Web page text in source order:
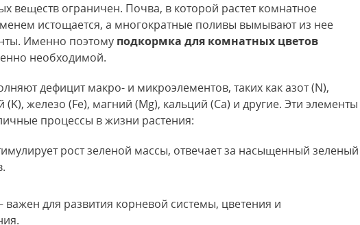
веществ ограничен. Почва, в которой растет комнатное
истощается, а многократные поливы вымывают из нее
Именно поэтому подкормка для комнатных цветов
необходимой.
дефицит макро- и микроэлементов, таких как азот (N),
(K), железо (Fe), магний (Mg), кальций (Ca) и другие. Эти элементы
процессы в жизни растения:
рост зеленой массы, отвечает за насыщенный зеленый
важен для развития корневой системы, цветения и